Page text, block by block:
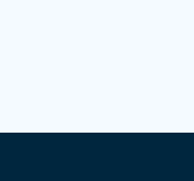
à toutes les exigences prévues par la loi
Règlement Général sur la Protection